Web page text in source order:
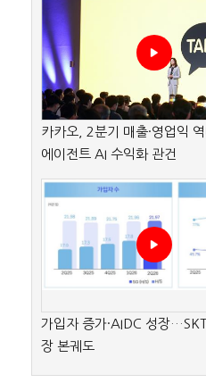
카카오, 2분기 매출·영업익
에이전트 AI 수익화 관건
가입자 증가·AIDC 성장
장 본궤도